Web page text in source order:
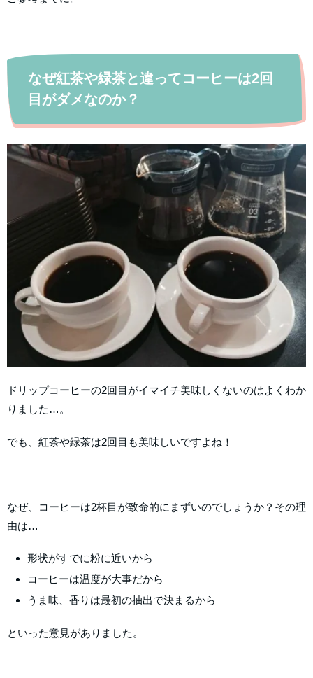
なぜ紅茶や緑茶と違ってコーヒーは2回
目がダメなのか？
ドリップコーヒーの2回目がイマイチ美味しくないのはよくわか
りました…。
でも、紅茶や緑茶は2回目も美味しいですよね！
なぜ、コーヒーは2杯目が致命的にまずいのでしょうか？その理
由は…
形状がすでに粉に近いから
コーヒーは温度が大事だから
うま味、香りは最初の抽出で決まるから
といった意見がありました。